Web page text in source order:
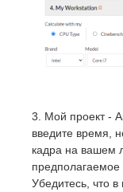
3. Мой проект -
введите время,
кадра на вашем
предполагаемое
Убедитесь, что в